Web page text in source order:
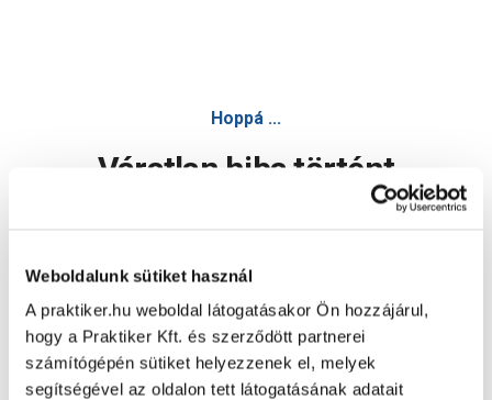
Weboldalunk sütiket használ
A praktiker.hu weboldal látogatásakor Ön hozzájárul,
hogy a Praktiker Kft. és szerződött partnerei
számítógépén sütiket helyezzenek el, melyek
segítségével az oldalon tett látogatásának adatait
Hoppá ...
Váratlan hiba történt
Oldal újratöltése